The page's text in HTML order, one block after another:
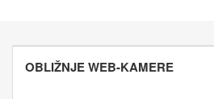
OBLIŽNJE WEB-KAMERE